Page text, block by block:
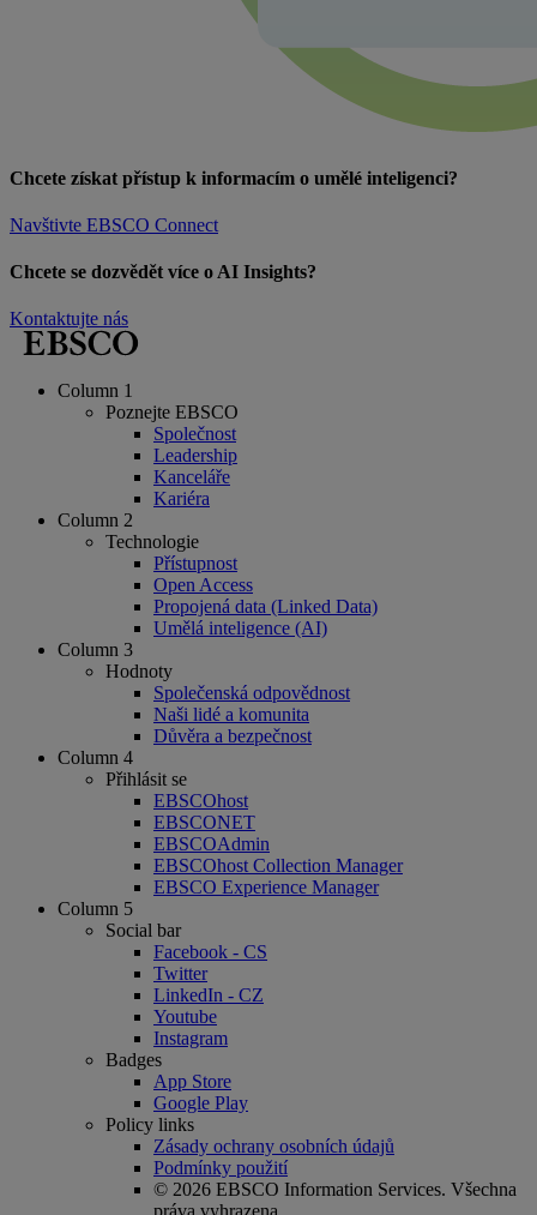
Chcete získat přístup k informacím o umělé inteligenci?
Navštivte EBSCO Connect
Chcete se dozvědět více o AI Insights?
Kontaktujte nás
Column 1
Poznejte EBSCO
Společnost
Leadership
Kanceláře
Kariéra
Column 2
Technologie
Přístupnost
Open Access
Propojená data (Linked Data)
Umělá inteligence (AI)
Column 3
Hodnoty
Společenská odpovědnost
Naši lidé a komunita
Důvěra a bezpečnost
Column 4
Přihlásit se
EBSCOhost
EBSCONET
EBSCOAdmin
EBSCOhost Collection Manager
EBSCO Experience Manager
Column 5
Social bar
Facebook - CS
Twitter
LinkedIn - CZ
Youtube
Instagram
Badges
App Store
Google Play
Policy links
Zásady ochrany osobních údajů
Podmínky použití
© 2026 EBSCO Information Services. Všechna